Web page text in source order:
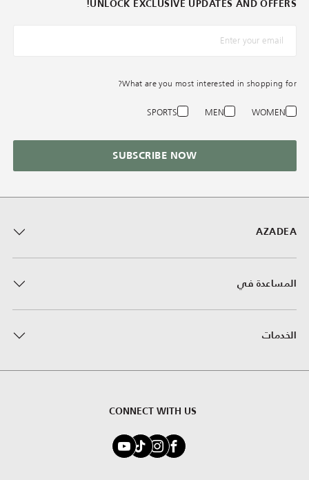
AZADEA
المساعدة في
الخدمات
CONNECT WITH US
UNLOCK EXCLUSIVE UPDATES AND OFFERS!
*البريد الإلكترونيّ
What are you most interested in shopping for?
WOMEN
MEN
SPORTS
SUBSCRIBE NOW